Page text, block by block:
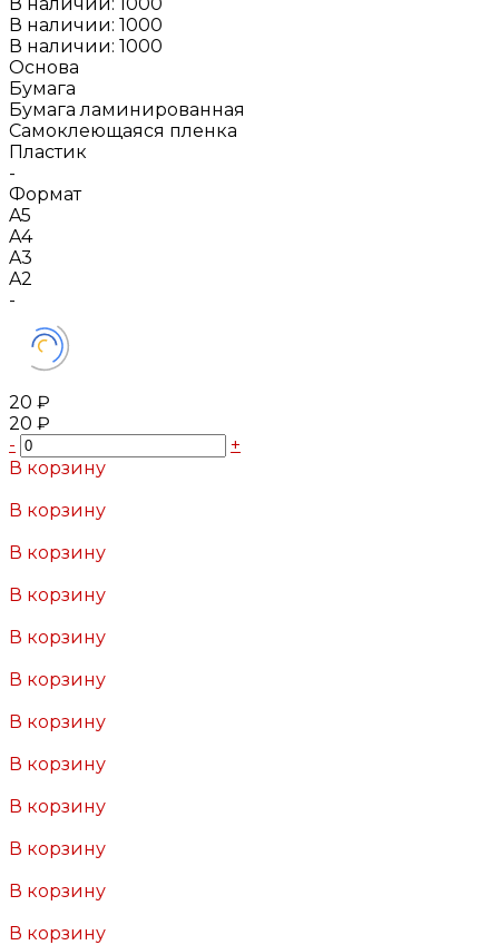
В наличии: 1000
В наличии: 1000
Основа
Бумага
Бумага ламинированная
Самоклеющаяся пленка
Пластик
-
Формат
A5
A4
A3
A2
-
20 ₽
20 ₽
-
+
В корзину
В корзину
В корзину
В корзину
В корзину
В корзину
В корзину
В корзину
В корзину
В корзину
В корзину
В корзину